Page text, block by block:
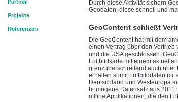
Partner
Projekte
Referenzen
Durch diese Aktivität sichern
Geodaten, diese schnell und
GeoContent schließt
Die GeoContent hat mit dem
einen Vertrag über den
und die USA geschlossen.
Luftbildkarte mit einem
grenzüberschreitend auch
erhalten somit Luftbilddaten
Deutschland und Westeuropa
homogene Datensatz aus
offline Applikationen, die den